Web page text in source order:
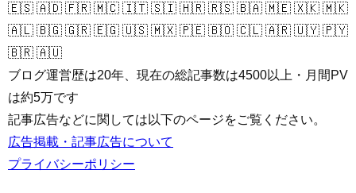
🇪🇸 🇦🇩 🇫🇷 🇲🇨 🇮🇹 🇸🇮 🇭🇷 🇷🇸 🇧🇦 🇲🇪 🇽🇰 🇲🇰
🇦🇱 🇧🇬 🇬🇷 🇪🇬 🇺🇸 🇲🇽 🇵🇪 🇧🇴 🇨🇱 🇦🇷 🇺🇾 🇵🇾
🇧🇷 🇦🇺
ブログ運営歴は20年、現在の総記事数は4500以上・月間PV
は約5万です
記事広告などに関しては以下のページをご覧ください。
広告掲載・記事広告について
プライバシーポリシー